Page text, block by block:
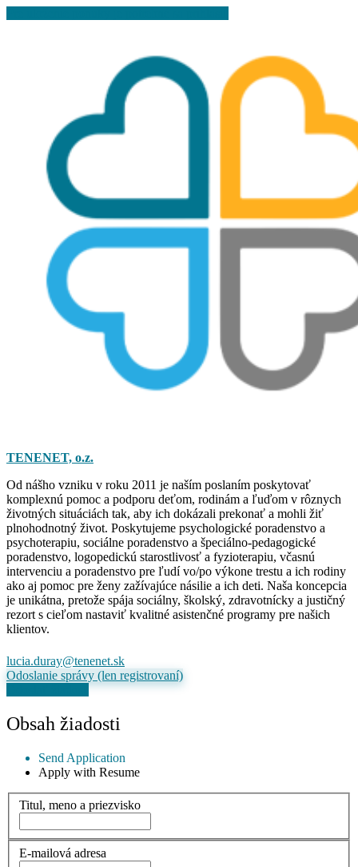
TENENET, o.z.
Od nášho vzniku v roku 2011 je naším poslaním poskytovať
komplexnú pomoc a podporu deťom, rodinám a ľuďom v rôznych
životných situáciách tak, aby ich dokázali prekonať a mohli žiť
plnohodnotný život. Poskytujeme psychologické poradenstvo a
psychoterapiu, sociálne poradenstvo a špeciálno-pedagogické
poradenstvo, logopedickú starostlivosť a fyzioterapiu, včasnú
intervenciu a poradenstvo pre ľudí vo/po výkone trestu a ich rodiny
ako aj pomoc pre ženy zažívajúce násilie a ich deti. Naša koncepcia
je unikátna, pretože spája sociálny, školský, zdravotnícky a justičný
rezort s cieľom nastaviť kvalitné asistenčné programy pre našich
klientov.
lucia.duray@tenenet.sk
Odoslanie správy (len registrovaní)
Obsah žiadosti
Send Application
Apply with Resume
Titul, meno a priezvisko
E-mailová adresa